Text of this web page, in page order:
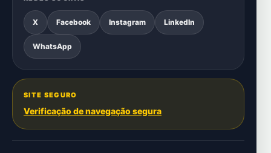
X Facebook Instagram LinkedIn
WhatsApp
SITE SEGURO
Verificação de navegação segura